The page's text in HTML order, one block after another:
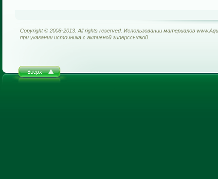
Copyright © 2008-2013. All rights reserved. Использовании материалов
при указании источника с активной гиперссылкой.